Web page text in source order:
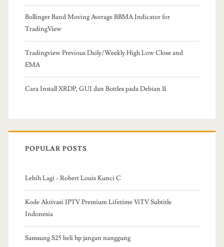
Bollinger Band Moving Average BBMA Indicator for
TradingView
Tradingview Previous Daily/Weekly High Low Close and
EMA
Cara Install XRDP, GUI dan Bottles pada Debian 11
POPULAR POSTS
Lebih Lagi - Robert Louis Kunci C
Kode Aktivasi IPTV Premium Lifetime ViTV Subtitle
Indonesia
Samsung S25 beli hp jangan nanggung